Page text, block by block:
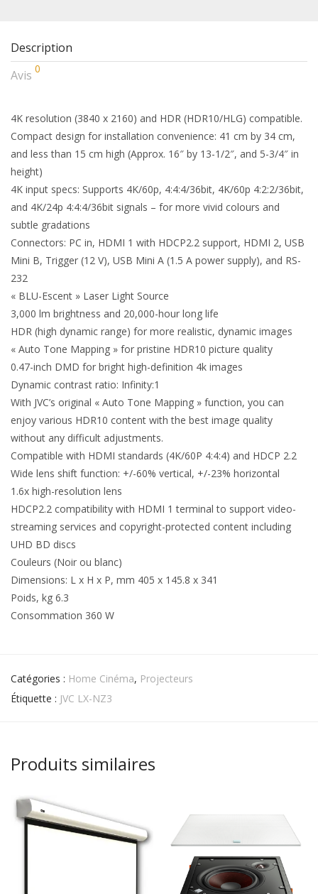
Description
Avis 0
4K resolution (3840 x 2160) and HDR (HDR10/HLG) compatible.
Compact design for installation convenience: 41 cm by 34 cm,
and less than 15 cm high (Approx. 16″ by 13-1/2″, and 5-3/4″ in
height)
4K input specs: Supports 4K/60p, 4:4:4/36bit, 4K/60p 4:2:2/36bit,
and 4K/24p 4:4:4/36bit signals – for more vivid colours and
subtle gradations
Connectors: PC in, HDMI 1 with HDCP2.2 support, HDMI 2, USB
Mini B, Trigger (12 V), USB Mini A (1.5 A power supply), and RS-
232
« BLU-Escent » Laser Light Source
3,000 lm brightness and 20,000-hour long life
HDR (high dynamic range) for more realistic, dynamic images
« Auto Tone Mapping » for pristine HDR10 picture quality
0.47-inch DMD for bright high-definition 4k images
Dynamic contrast ratio: Infinity:1
With JVC’s original « Auto Tone Mapping » function, you can
enjoy various HDR10 content with the best image quality
without any difficult adjustments.
Compatible with HDMI standards (4K/60P 4:4:4) and HDCP 2.2
Wide lens shift function: +/-60% vertical, +/-23% horizontal
1.6x high-resolution lens
HDCP2.2 compatibility with HDMI 1 terminal to support video-
streaming services and copyright-protected content including
UHD BD discs
Couleurs (Noir ou blanc)
Dimensions: L x H x P, mm 405 x 145.8 x 341
Poids, kg 6.3
Consommation 360 W
Catégories : Home Cinéma, Projecteurs
Étiquette : JVC LX-NZ3
Produits similaires